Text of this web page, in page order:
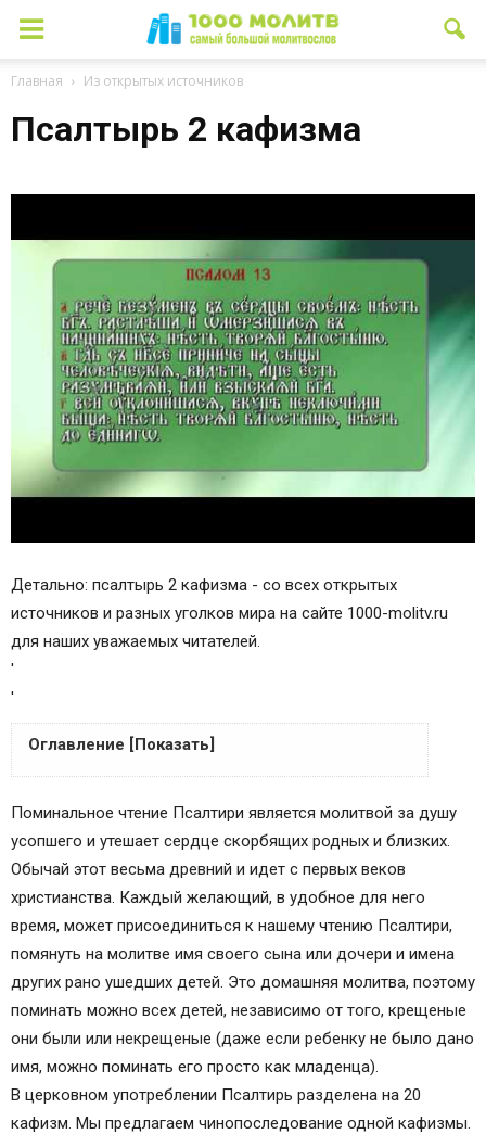
Главная Из открытых источников
Псалтырь 2 кафизма
Детально: псалтырь 2 кафизма - со всех открытых
источников и разных уголков мира на сайте 1000-molitv.ru
для наших уважаемых читателей.
'
'
Оглавление [Показать]
Иные православные молитвы, святые угодники,
чудотворные иконы:
в Православном разделе:
Об аудиозаписи
Поминальное чтение Псалтири является молитвой за душу
усопшего и утешает сердце скорбящих родных и близких.
Обычай этот весьма древний и идет с первых веков
христианства. Каждый желающий, в удобное для него
время, может присоединиться к нашему чтению Псалтири,
помянуть на молитве имя своего сына или дочери и имена
других рано ушедших детей. Это домашняя молитва, поэтому
поминать можно всех детей, независимо от того, крещеные
они были или некрещеные (даже если ребенку не было дано
имя, можно поминать его просто как младенца).
В церковном употреблении Псалтирь разделена на 20
кафизм. Мы предлагаем чинопоследование одной кафизмы.